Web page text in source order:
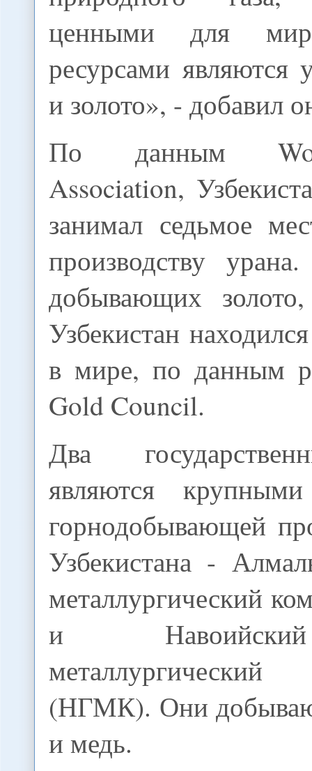
ценными для
ресурсами являются
и золото», - добавил
По данным
Association,
занимал седьмое
производству
добывающих
Узбекистан
в мире, по данным
Gold Council.
Два
являются
горнодобывающей
Узбекистана -
металлургический
и
(НГМК). Они
и медь.